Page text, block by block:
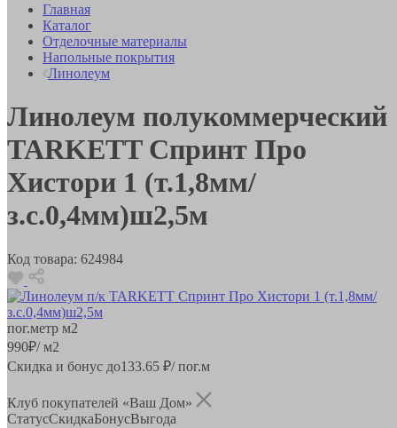
Главная
Каталог
Отделочные материалы
Напольные покрытия
Линолеум
Линолеум полукоммерческий
TARKETT Спринт Про
Хистори 1 (т.1,8мм/
з.с.0,4мм)ш2,5м
Код товара: 624984
пог.метр м2
990₽/ м2
Скидка и бонус до133.65 ₽/ пог.м
Клуб покупателей «Ваш Дом»
СтатусСкидкаБонусВыгода